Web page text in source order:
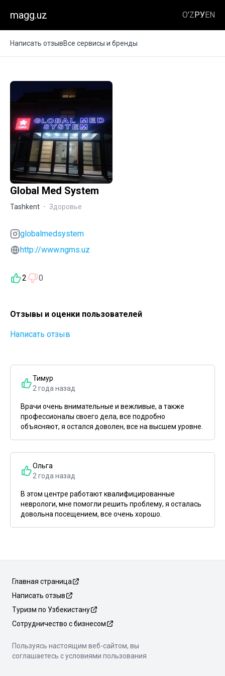
magg.uz O'ZРУEN
Написать отзывВсе сервисы и бренды
Global Med System
Tashkent · Здоровье
globalmedsystem
http://www.ngms.uz
2 0
Отзывы и оценки пользователей
Написать отзыв
Тимур
2 года назад
Врачи очень внимательные и вежливые, а также
профессионалы своего дела, все подробно
объясняют, я остался доволен, все на высшем уровне.
Ольга
2 года назад
В этом центре работают квалифицированные
неврологи, мне помогли решить проблему, я осталась
довольна посещением, все очень хорошо.
Главная страница
Написать отзыв
Туризм по Узбекистану
Сотрудничество с бизнесом
Пользуясь настоящим веб-сайтом, вы
соглашаетесь с условиями пользования